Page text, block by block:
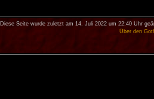
Diese Seite wurde zuletzt am 14. Juli 2022 um 22:40 Uhr
Über den